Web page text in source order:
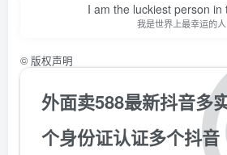
I am the luckiest person in
我是世界上最幸运的人
© 版权声明
外面卖588最新抖音多
个身份证认证多个抖音